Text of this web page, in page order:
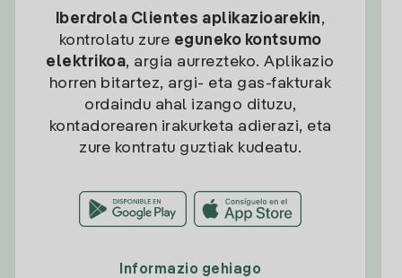
Iberdrola Clientes aplikazioarekin,
kontrolatu zure eguneko kontsumo
elektrikoa, argia aurrezteko. Aplikazio
horren bitartez, argi- eta gas-fakturak
ordaindu ahal izango dituzu,
kontadorearen irakurketa adierazi, eta
zure kontratu guztiak kudeatu.
Informazio gehiago